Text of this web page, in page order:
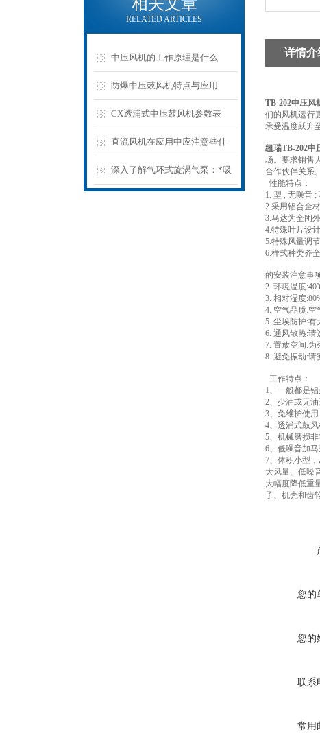
RELATED ARTICLES
中压风机的工作原理是什么
防爆中压鼓风机特点与应用
CX透浦式中压鼓风机参数表
直流风机在应用中应注意些什
么？
深入了解气环式旋涡气泵：*吸
详情介
TB-202中压风
们的风机运行
承受温度跃升
纽瑞TB-202中
场。要求销售
合作伙伴关系
性能特点：
1. 型 , 无噪音
2.采用铝合金
3.马达为全闭
4.特殊叶片设
5.特殊风量调
6.样式种类齐
的安装注意事
2. 环境温度
3. 相对湿度
4. 空气品质:
5. 尘埃防护:
6. 通风散热:请
7. 置放空间:为
8. 避免振动:请
工作特点：
1、一般都是
2、少油或无
3、免维护使
4、透浦式鼓
5、机械磨损
6、低噪音加马
7、体积小型
大风量、低噪
大幅度降低重
子、机壳和齿
您的
您的
联系
常用